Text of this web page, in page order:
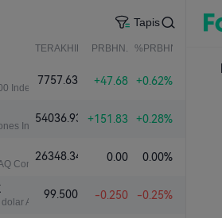
Tapis
TERAKHIR PRBHN. %PRBHN.
Index
7757.63 +47.68 +0.62%
Industrial Average
54036.93 +151.83 +0.28%
Composite Index
26348.34 0.00 0.00%
A.S.
99.500 -0.250 -0.25%